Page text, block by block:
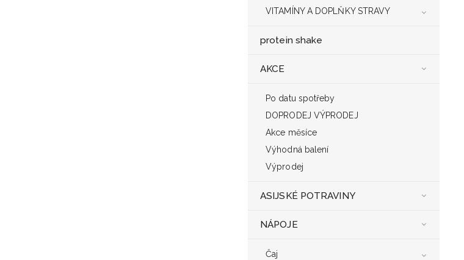
VITAMÍNY A DOPLŇKY STRAVY
protein shake
AKCE
Po datu spotřeby
DOPRODEJ VÝPRODEJ
Akce měsíce
Výhodná balení
Výprodej
ASIJSKÉ POTRAVINY
NÁPOJE
Čaj